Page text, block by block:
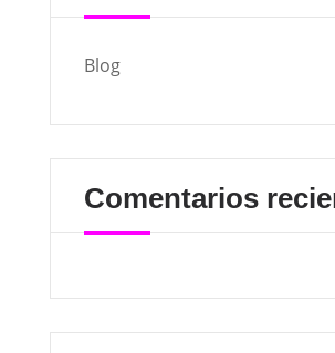
Blog
Comentarios